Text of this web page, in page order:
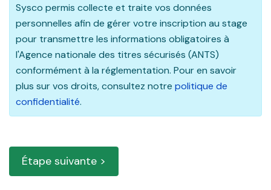
Sysco permis collecte et traite vos données
personnelles afin de gérer votre inscription au stage
pour transmettre les informations obligatoires à
l'Agence nationale des titres sécurisés (ANTS)
conformément à la réglementation. Pour en savoir
plus sur vos droits, consultez notre politique de
confidentialité.
Étape suivante >